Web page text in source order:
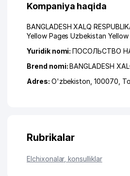
Kompaniya haqida
BANGLADESH XALQ
Yellow Pages Uzbekistan
Yuridik nomi:ПОСОЛЬСТВО
Brend nomi:BANGLADESH
Adres: O'zbekiston, 100070,
Rubrikalar
Elchixonalar, konsulliklar